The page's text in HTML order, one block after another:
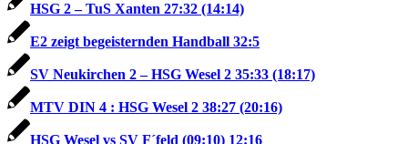
HSG 2 – TuS Xanten 27:32 (14:14)
E2 zeigt begeisternden Handball 32:5
SV Neukirchen 2 – HSG Wesel 2 35:33 (18:17)
MTV DIN 4 : HSG Wesel 2 38:27 (20:16)
HSG Wesel vs SV F´feld (09:10) 12:16